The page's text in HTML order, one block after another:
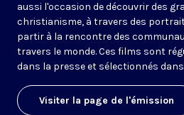
aussi l'occasion de découvrir des
christianisme, à travers des
partir à la rencontre des
travers le monde. Ces films sont
dans la presse et sélectionnés
Visiter la page de l'émission